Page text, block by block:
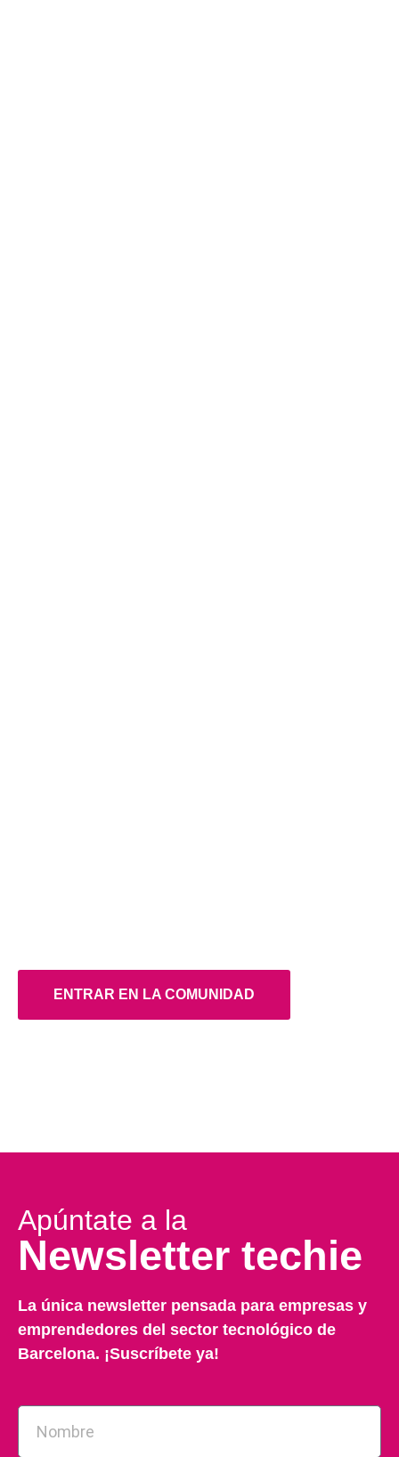
ENTRAR EN LA COMUNIDAD
Apúntate a la
Newsletter techie
La única newsletter pensada para empresas y
emprendedores del sector tecnológico de
Barcelona. ¡Suscríbete ya!